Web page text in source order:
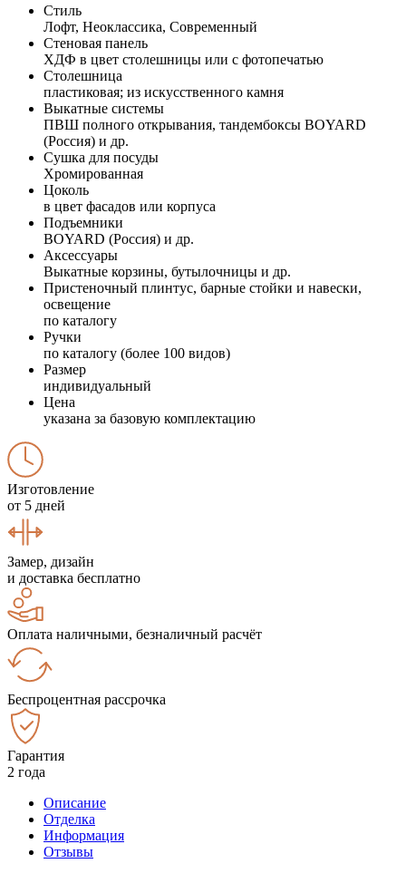
Стиль
Лофт, Неоклассика, Современный
Стеновая панель
ХДФ в цвет столешницы или с фотопечатью
Столешница
пластиковая; из искусственного камня
Выкатные системы
ПВШ полного открывания, тандембоксы BOYARD
(Россия) и др.
Сушка для посуды
Хромированная
Цоколь
в цвет фасадов или корпуса
Подъемники
BOYARD (Россия) и др.
Аксессуары
Выкатные корзины, бутылочницы и др.
Пристеночный плинтус, барные стойки и навески,
освещение
по каталогу
Ручки
по каталогу (более 100 видов)
Размер
индивидуальный
Цена
указана за базовую комплектацию
Изготовление
от 5 дней
Замер, дизайн
и доставка бесплатно
Оплата наличными, безналичный расчёт
Беспроцентная рассрочка
Гарантия
2 года
Описание
Отделка
Информация
Отзывы